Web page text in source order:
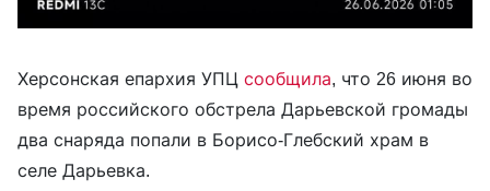
Херсонская епархия УПЦ сообщила, что 26 июня во
время российского обстрела Дарьевской громады
два снаряда попали в Борисо-Глебский храм в
селе Дарьевка.